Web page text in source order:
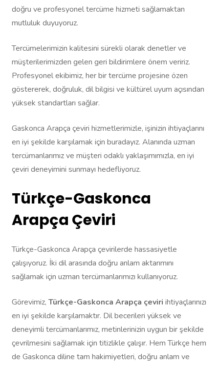
doğru ve profesyonel tercüme hizmeti sağlamaktan
mutluluk duyuyoruz.
Tercümelerimizin kalitesini sürekli olarak denetler ve
müşterilerimizden gelen geri bildirimlere önem veririz.
Profesyonel ekibimiz, her bir tercüme projesine özen
göstererek, doğruluk, dil bilgisi ve kültürel uyum açısından
yüksek standartları sağlar.
Gaskonca Arapça çeviri hizmetlerimizle, işinizin ihtiyaçlarını
en iyi şekilde karşılamak için buradayız. Alanında uzman
tercümanlarımız ve müşteri odaklı yaklaşımımızla, en iyi
çeviri deneyimini sunmayı hedefliyoruz.
Türkçe-Gaskonca
Arapça Çeviri
Türkçe-Gaskonca Arapça çevirilerde hassasiyetle
çalışıyoruz. İki dil arasında doğru anlam aktarımını
sağlamak için uzman tercümanlarımızı kullanıyoruz.
Görevimiz, Türkçe-Gaskonca Arapça çeviri ihtiyaçlarınızı
en iyi şekilde karşılamaktır. Dil becerileri yüksek ve
deneyimli tercümanlarımız, metinlerinizin uygun bir şekilde
çevrilmesini sağlamak için titizlikle çalışır. Hem Türkçe hem
de Gaskonca diline tam hakimiyetleri, doğru anlam ve